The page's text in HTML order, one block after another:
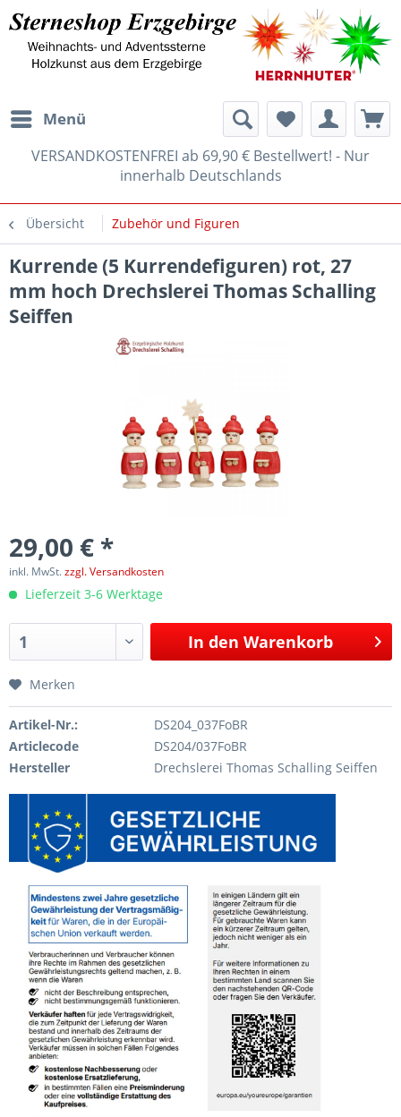
Menü
VERSANDKOSTENFREI ab 69,90 € Bestellwert! - Nur
innerhalb Deutschlands
Übersicht Zubehör und Figuren
Kurrende (5 Kurrendefiguren) rot, 27
mm hoch Drechslerei Thomas Schalling
Seiffen
29,00 € *
inkl. MwSt.zzgl. Versandkosten
Lieferzeit 3-6 Werktage
In den Warenkorb
Merken
Artikel-Nr.:
DS204_037FoBR
Articlecode
DS204/037FoBR
Hersteller
Drechslerei Thomas Schalling Seiffen